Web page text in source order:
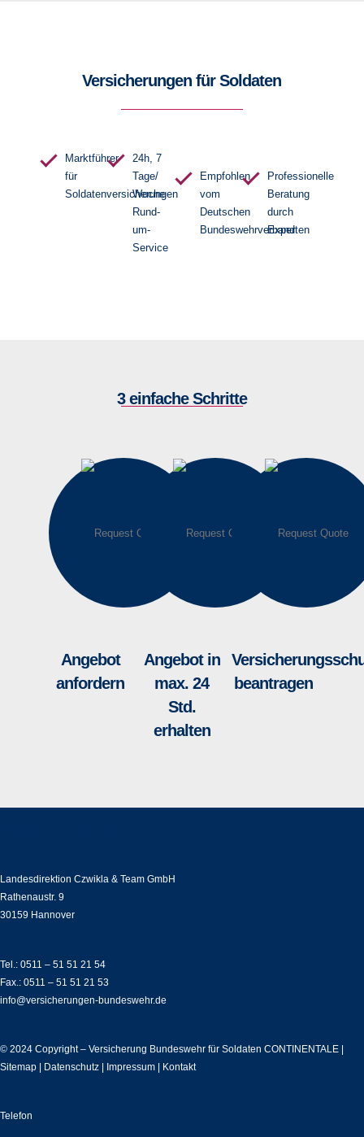
Versicherungen für Soldaten
Marktführer
für
Soldatenversicherungen
24h, 7
Tage/
Woche
Rund-
um-
Service
Empfohlen
vom
Deutschen
Bundeswehrverband
Professionelle
Beratung
durch
Experten
3 einfache Schritte
Angebot
anfordern
Angebot in
max. 24
Std.
erhalten
beantragen
Landesdirektion Czwikla & Team GmbH
Rathenaustr. 9
30159 Hannover
Tel.: 0511 – 51 51 21 54
Fax.: 0511 – 51 51 21 53
info@versicherungen-bundeswehr.de
© 2024 Copyright – Versicherung Bundeswehr für Soldaten CONTINENTALE |
Sitemap | Datenschutz | Impressum | Kontakt
Telefon